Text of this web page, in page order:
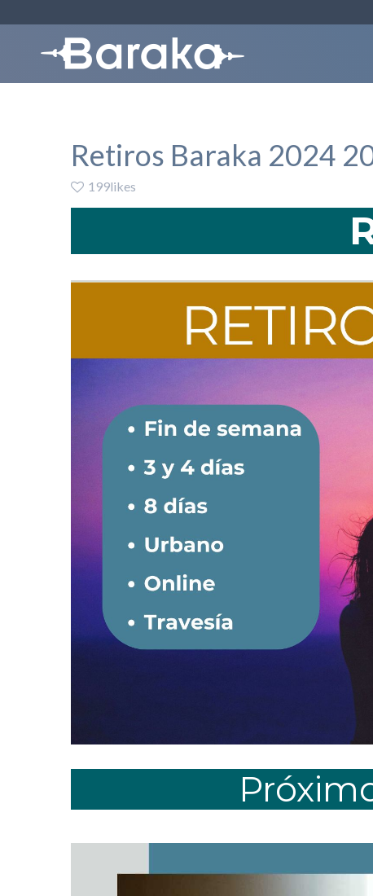
Retiros Baraka 2024
199likes